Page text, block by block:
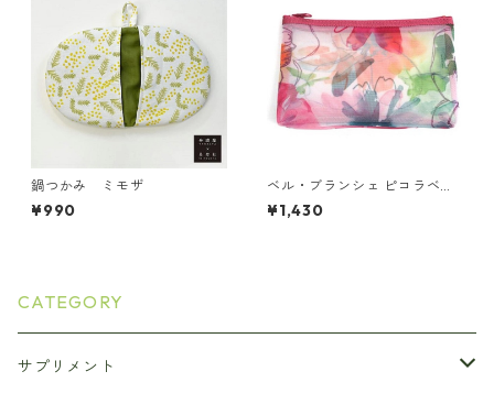
鍋つかみ ミモザ
¥990
ベル・ブランシェ ピコラベリ
シマローズ ネット横長ポーチ
¥1,430
CATEGORY
サプリメント